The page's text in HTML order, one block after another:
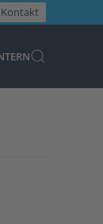
Kontakt